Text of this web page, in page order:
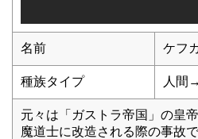
名前 ケフ
種族タイプ 人間
元々は「ガストラ帝国」の皇
魔道士に改造される際の事故